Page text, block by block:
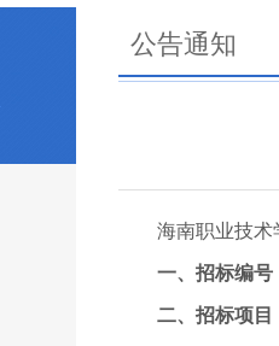
公告通知
海南职业技术
一、招标编号
二、招标项目